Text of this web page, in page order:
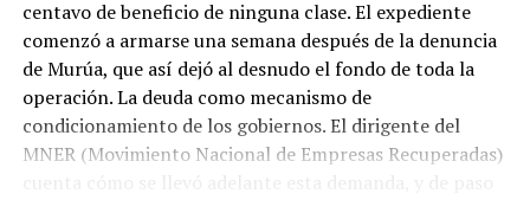
centavo de beneficio de ninguna clase. El expediente
comenzó a armarse una semana después de la denuncia
de Murúa, que así dejó al desnudo el fondo de toda la
operación. La deuda como mecanismo de
condicionamiento de los gobiernos. El dirigente del
MNER (Movimiento Nacional de Empresas Recuperadas)